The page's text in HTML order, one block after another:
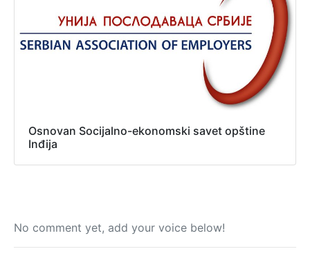
Osnovan Socijalno-ekonomski savet opštine
Inđija
No comment yet, add your voice below!